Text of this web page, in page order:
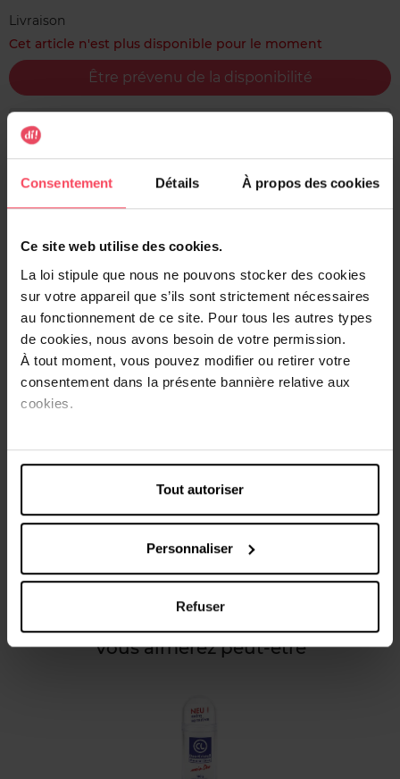
Consentement Détails À propos des cookies
Ce site web utilise des cookies.
La loi stipule que nous ne pouvons stocker des cookies
sur votre appareil que s’ils sont strictement nécessaires
au fonctionnement de ce site. Pour tous les autres types
de cookies, nous avons besoin de votre permission.
À tout moment, vous pouvez modifier ou retirer votre
consentement dans la présente bannière relative aux
cookies.
Tout autoriser
Personnaliser
Refuser
Livraison
Cet article n'est plus disponible pour le moment
Être prévenu de la disponibilité
Livraison gratuite à l'achat de min. 35€
Retour gratuit dans votre magasin
Expédition sous 24h
Description
Cet anti-transpirant offre une protection efficace contre
la transpiration et les odeurs. Grâce à sa formule le Deo-
Kristall Mineral roll-on de CL convient même aux peaux
les plus sensibles, même après le rasage.
Appliquez-le sur une peau propre et sèche.
Caractéristiques
Vous aimerez peut-être